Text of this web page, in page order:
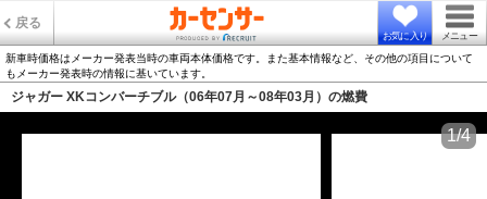
戻る
お気に入り メニュー
新車時価格はメーカー発表当時の車両本体価格です。また基本情報など、その他の項目について
もメーカー発表時の情報に基いています。
ジャガー XKコンバーチブル（06年07月～08年03月）の燃費
1/4